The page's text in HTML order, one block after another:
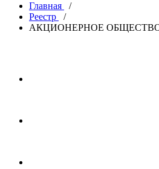
Главная
/
Реестр
/
АКЦИОНЕРНОЕ